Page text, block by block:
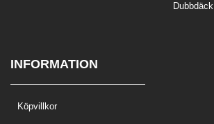
Dubbdäck
INFORMATION
Köpvillkor